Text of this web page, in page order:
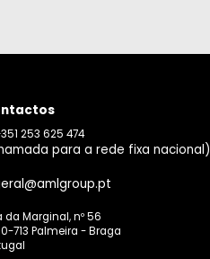
253 625 474
para a rede fixa nacional)
da Marginal, nº 56
713 Palmeira - Braga